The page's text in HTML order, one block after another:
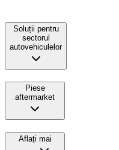
Soluții pentru
sectorul
autovehiculelor
Piese
aftermarket
Aflați mai